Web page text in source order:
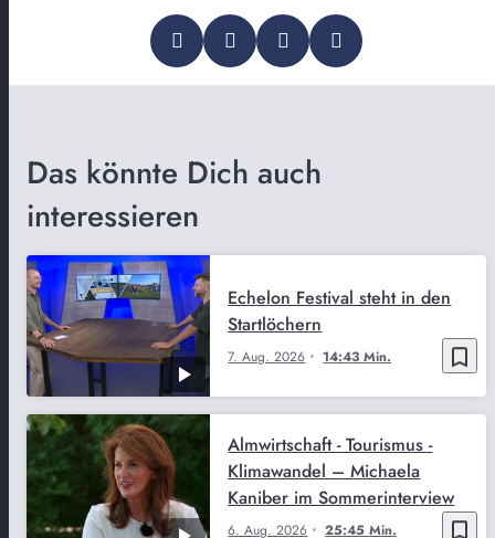
Das könnte Dich auch
interessieren
bookmark_border
7. Aug. 2026 14:43 Min.
Echelon Festival steht in den
Startlöchern
bookmark_border
6. Aug. 2026 25:45 Min.
Almwirtschaft - Tourismus -
Klimawandel – Michaela
Kaniber im Sommerinterview